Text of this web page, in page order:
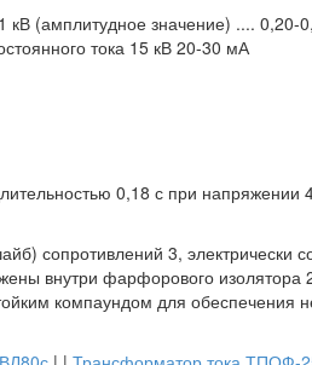
(амплитудное значение) .... 0,20-
тока 15 кВ 20-30 мА
0,18 с при напряжении
сопротивлений 3, электрически
внутри фарфорового изолятора
компаундом для обеспечения